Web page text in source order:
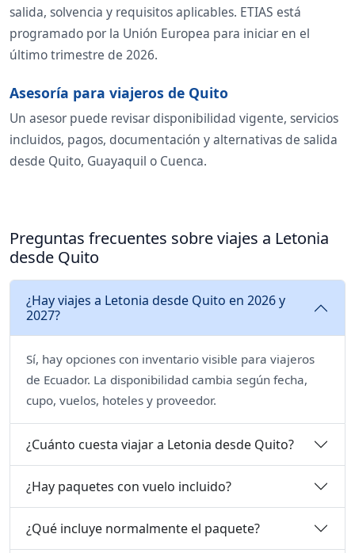
salida, solvencia y requisitos aplicables. ETIAS está
programado por la Unión Europea para iniciar en el
último trimestre de 2026.
Asesoría para viajeros de Quito
Un asesor puede revisar disponibilidad vigente, servicios
incluidos, pagos, documentación y alternativas de salida
desde Quito, Guayaquil o Cuenca.
Preguntas frecuentes sobre viajes a Letonia
desde Quito
¿Hay viajes a Letonia desde Quito en 2026 y
2027?
Sí, hay opciones con inventario visible para viajeros
de Ecuador. La disponibilidad cambia según fecha,
cupo, vuelos, hoteles y proveedor.
¿Cuánto cuesta viajar a Letonia desde Quito?
¿Hay paquetes con vuelo incluido?
¿Qué incluye normalmente el paquete?